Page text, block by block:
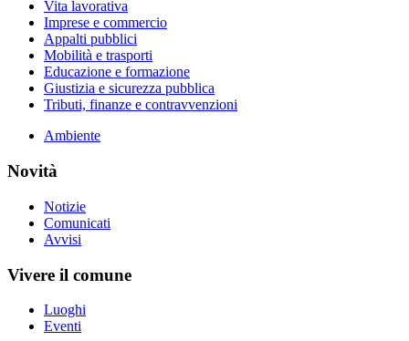
Vita lavorativa
Imprese e commercio
Appalti pubblici
Mobilità e trasporti
Educazione e formazione
Giustizia e sicurezza pubblica
Tributi, finanze e contravvenzioni
Ambiente
Novità
Notizie
Comunicati
Avvisi
Vivere il comune
Luoghi
Eventi